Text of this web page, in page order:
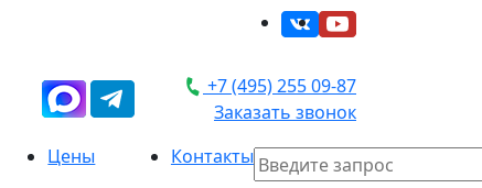
+7 (495) 255 09-87
Заказать звонок
Цены Контакты